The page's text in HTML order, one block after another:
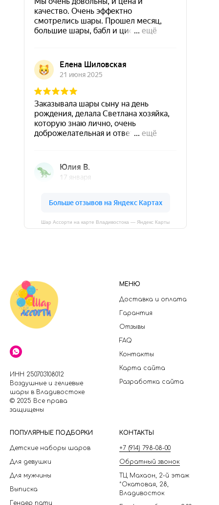
Шар Ассорти на карте Владивостока — Яндекс Карты
ИНН 250703108012
Воздушные и гелиевые
шары в Владивостоке
© 2025 Все права
защищены
МЕНЮ
Доставка и оплата
Гарантия
Отзывы
FAQ
Контакты
Карта сайта
Разработка сайта
ПОПУЛЯРНЫЕ ПОДБОРКИ
Детские наборы шаров
Для девушки
Для мужчины
Выписка
Гендер пати
КОНТАКТЫ
+7 (914) 798-08-00
Обратный звонок
ТЦ Махаон, 2-й этаж
*Окатовая, 28,
Владивосток